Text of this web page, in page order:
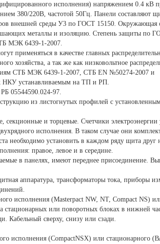
исполнения) напряжением 0.4 кВ
380/220В, частотой 50Гц. Панели
внешней среды У3 по ГОСТ 15150. Окружающая
металлы и изоляцию. Степень защиты по
МЭК 6439-1-2007.
применяться в качестве главных
хозяйства, а так же как низковольтное
СТБ МЭК 6439-1-2007, СТБ EN №50274-2007 и
НКУ устанавливаемым на ТП и РП.
05544590.024-97.
из листогнутых профилей с
секционные и торцевые. Счетчики
исполнения. В таком случае они
необходимо установить в каждом ряду щита
правое, левое и в середине.
в панелях, имеют переднее присоединение.
аппаратура, трансформаторы тока, приборы
исполнения (Masterpact NW, NT, Compact NS)
стационарных или поворотных блоках в нижней
Кабельный сверху, снизу или сзади.
исполнения (CompactNSX) или стационарного